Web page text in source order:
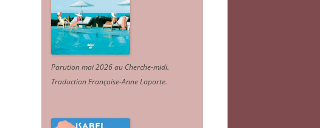
Parution mai 2026 au Cherche-midi.
Traduction Françoise-Anne Laporte.